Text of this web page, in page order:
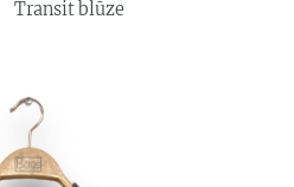
Transit blūze